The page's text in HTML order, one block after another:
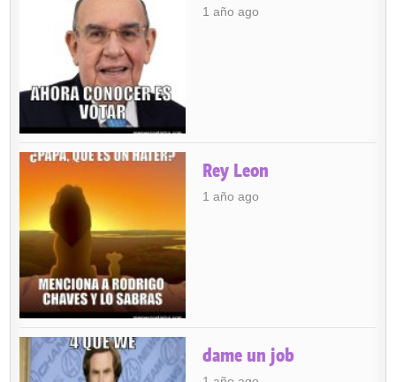
1 año ago
Rey Leon
1 año ago
dame un job